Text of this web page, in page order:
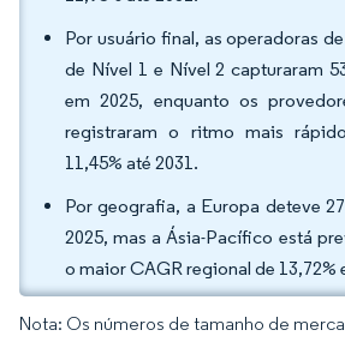
Por usuário final, as operadoras
de Nível 1 e Nível 2 capturaram
em 2025, enquanto os
registraram o ritmo mais
11,45% até 2031.
Por geografia, a Europa deteve
2025, mas a Ásia-Pacífico está
o maior CAGR regional de 13,72%
Nota: Os números de tamanho de